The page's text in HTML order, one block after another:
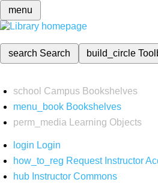
menu
search Search build_circle
school Campus Bookshelves
menu_book Bookshelves
perm_media
Learning Objects
login Login
how_to_reg Request Instructor
hub Instructor Commons